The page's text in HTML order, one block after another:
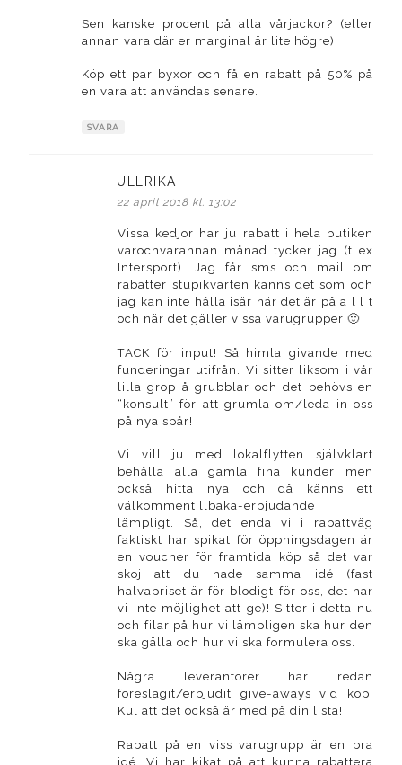
Sen kanske procent på alla vårjackor? (eller
annan vara där er marginal är lite högre)
Köp ett par byxor och få en rabatt på 50% på
en vara att användas senare.
SVARA
ULLRIKA
22 april 2018 kl. 13:02
Vissa kedjor har ju rabatt i hela butiken
varochvarannan månad tycker jag (t ex
Intersport). Jag får sms och mail om
rabatter stupikvarten känns det som och
jag kan inte hålla isär när det är på a l l t
och när det gäller vissa varugrupper 🙂
TACK för input! Så himla givande med
funderingar utifrån. Vi sitter liksom i vår
lilla grop å grubblar och det behövs en
“konsult” för att grumla om/leda in oss
på nya spår!
Vi vill ju med lokalflytten självklart
behålla alla gamla fina kunder men
också hitta nya och då känns ett
välkommentillbaka-erbjudande
lämpligt. Så, det enda vi i rabattväg
faktiskt har spikat för öppningsdagen är
en voucher för framtida köp så det var
skoj att du hade samma idé (fast
halvapriset är för blodigt för oss, det har
vi inte möjlighet att ge)! Sitter i detta nu
och filar på hur vi lämpligen ska hur den
ska gälla och hur vi ska formulera oss.
Några leverantörer har redan
föreslagit/erbjudit give-aways vid köp!
Kul att det också är med på din lista!
Rabatt på en viss varugrupp är en bra
idé. Vi har kikat på att kunna rabattera